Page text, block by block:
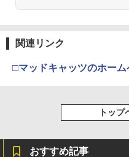
窩座
￥
関連リンク
□マッドキャッツのホーム
トップ
おすすめ記事